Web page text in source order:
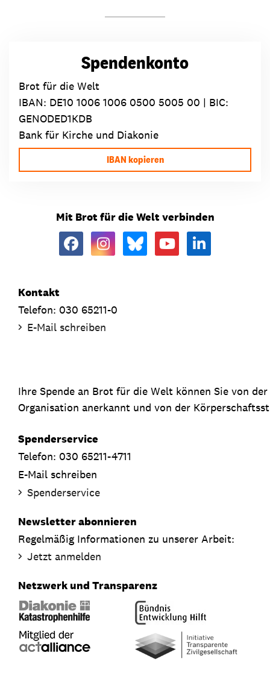
Spendenkonto
Brot für die Welt
IBAN: DE10 1006 1006 0500 5005 00 | BIC:
GENODED1KDB
Bank für Kirche und Diakonie
IBAN kopieren
Mit Brot für die Welt verbinden
Kontakt
Telefon: 030 65211-0
E-Mail schreiben
Ihre Spende an Brot für die Welt können Sie von
Organisation anerkannt und von der
Spenderservice
Telefon: 030 65211-4711
E-Mail schreiben
Spenderservice
Newsletter abonnieren
Regelmäßig Informationen zu unserer Arbeit:
Jetzt anmelden
Netzwerk und Transparenz